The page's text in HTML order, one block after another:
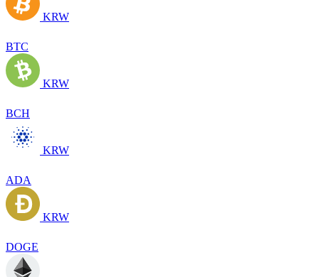
KRW
BTC
KRW
BCH
KRW
ADA
KRW
DOGE